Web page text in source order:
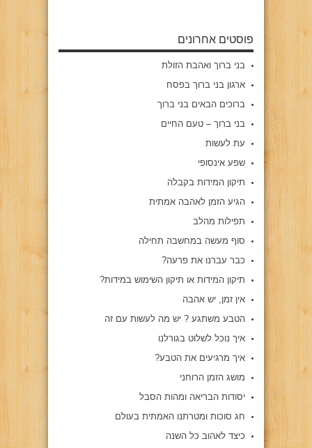
פוסטים אחרונים
בני ברוך ואהבת הזולת
ארגון בני ברוך בפסח
ברוכים הבאים בני ברוך
בני ברוך – טעם החיים
עת לעשות
שפע אינסופי
תיקון המידות בקבלה
הגיע הזמן לאהבה אמתית
תפילות מהלב
סוף מעשה במחשבה תחילה
כבר עברנו את פרעה?
תיקון המידות או תיקון השימוש במידות?
אין זמן, יש אהבה
הטבע משתגע ? יש מה לעשות עם זה
איך נוכל לשלוט בגורלנו
איך מרגיעים את הטבע?
מושג הזמן הרוחני
יסודות הבריאה ומהות הסבל
חג סוכות ומטרתנו האמתית בעולם
כיצד לאהוב כל השנה